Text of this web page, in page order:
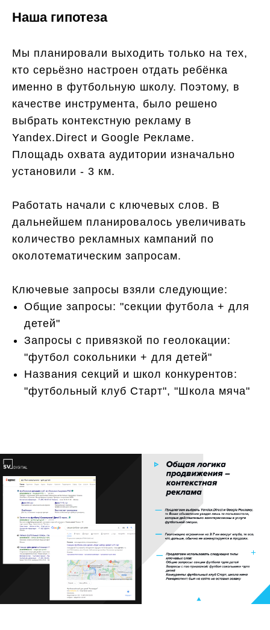
Наша гипотеза
Мы планировали выходить только на тех,
кто серьёзно настроен отдать ребёнка
именно в футбольную школу. Поэтому, в
качестве инструмента, было решено
выбрать контекстную рекламу в
Yandex.Direct и Google Рекламе.
Площадь охвата аудитории изначально
установили - 3 км.
Работать начали с ключевых слов. В
дальнейшем планировалось увеличивать
количество рекламных кампаний по
околотематическим запросам.
Ключевые запросы взяли следующие:
Общие запросы: "секции футбола + для
детей"
Запросы с привязкой по геолокации:
"футбол сокольники + для детей"
Названия секций и школ конкурентов:
"футбольный клуб Старт", "Школа мяча"